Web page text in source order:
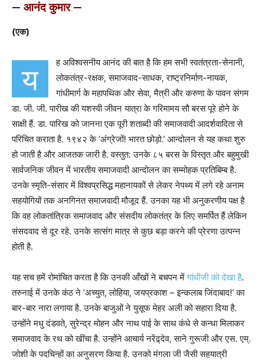
— आनंद कुमार —
(एक)
य
ह अविश्वसनीय आनंद की बात है कि हम सभी स्वतंत्रता-सेनानी,
लोकतंत्र-रक्षक, समाजवाद-साधक, राष्ट्रनिर्माण-नायक,
गांधीमार्ग के महापथिक और सेवा, मैत्री और करुणा के पावन संगम
डा. जी. जी. पारीख की यशस्वी जीवन यात्रा के गरिमामय सौ बरस पूरे होने के
साक्षी हैं. डा. पारिख को जानना एक पूरी शताब्दी की समाजवादी आदर्शवादिता से
परिचित कराता है. १९४२ के ‘अंग्रेजों! भारत छोड़ो.’ आन्दोलन से यह कथा शुरु
हो जाती है और आजतक जारी है. वस्तुत: उनके ८५ बरस के विस्तृत और बहुमुखी
सार्वजनिक जीवन में भारतीय समाजवादी आन्दोलन का सम्मोहक प्रतिबिम्ब है.
उनके स्मृति-संसार में विश्वप्रसिद्ध महानायकों से लेकर नेपथ्य में लगे रहे अनाम
सहयोगियों तक अनगिनत समाजवादी मौजूद हैं. उनका यह भी अनुकरणीय पक्ष है
कि वह लोकतांत्रिक समाजवाद और संसदीय लोकतंत्र के लिए समर्पित हैं लेकिन
संसदवाद से दूर रहे. उनके सत्संग मात्र से कुछ बड़ा करने की प्रेरणा उत्पन्न
होती है.
यह सच हमें रोमांचित करता है कि उनकी आँखों ने बचपन मेंगांधीजी को देखा है.
तरुनाई में उनके कंठ ने ‘अच्युत, लोहिया, जयप्रकाश – इन्कलाब जिंदाबाद!’ का
बार-बार नारा लगाया है. उनके बाजुओं ने युसूफ मेहर अली को सहारा दिया है.
उन्होंने मधु दंडवते, सुरेन्द्र मोहन और नाथ पाई के साथ कंधे से कन्धा मिलाकर
समाजवाद के रथ को खींचा है. उन्होंने आचार्य नरेंद्र्देव, साने गुरूजी और एस. एम्.
जोशी के पदचिन्हों का अनुसरण किया है. उनको मंगला जी जैसी सहयात्री